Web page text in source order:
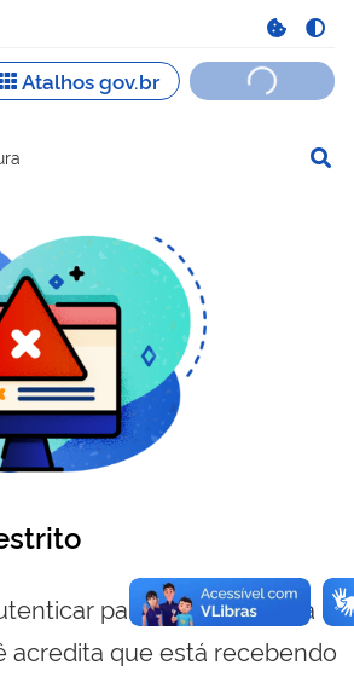
de navegação
para visualizar essa
acredita que está recebendo